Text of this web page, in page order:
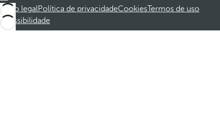
Aviso legalPolítica de privacidadeCookiesTermos de uso
Acessibilidade